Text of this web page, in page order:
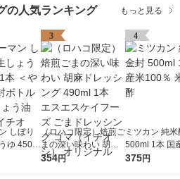
の人気ランキング もっと見る
しぼり
ゆ 450m
か密封
3
（ロハコ限定）焙煎ご
まの深い味わい 胡麻
ドレッシング 490ml 1
354円
4
ミツカン 純
500ml 1本 国
0％ 米酢 食酢
375円